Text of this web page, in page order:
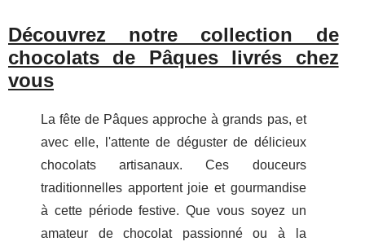
Découvrez notre collection de
chocolats de Pâques livrés chez
vous
La fête de Pâques approche à grands pas, et
avec elle, l'attente de déguster de délicieux
chocolats artisanaux. Ces douceurs
traditionnelles apportent joie et gourmandise
à cette période festive. Que vous soyez un
amateur de chocolat passionné ou à la